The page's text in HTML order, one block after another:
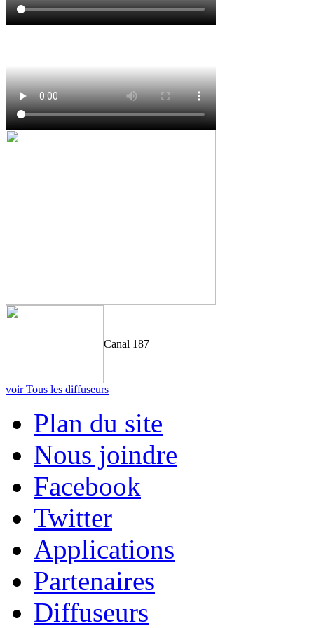
Canal 187
voir Tous les diffuseurs
Plan du site
Nous joindre
Facebook
Twitter
Applications
Partenaires
Diffuseurs